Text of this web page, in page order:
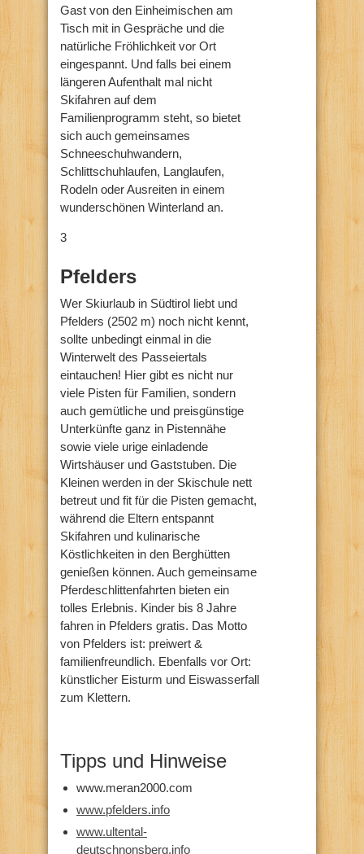
Gast von den Einheimischen am
Tisch mit in Gespräche und die
natürliche Fröhlichkeit vor Ort
eingespannt. Und falls bei einem
längeren Aufenthalt mal nicht
Skifahren auf dem
Familienprogramm steht, so bietet
sich auch gemeinsames
Schneeschuhwandern,
Schlittschuhlaufen, Langlaufen,
Rodeln oder Ausreiten in einem
wunderschönen Winterland an.
3
Pfelders
Wer Skiurlaub in Südtirol liebt und
Pfelders (2502 m) noch nicht kennt,
sollte unbedingt einmal in die
Winterwelt des Passeiertals
eintauchen! Hier gibt es nicht nur
viele Pisten für Familien, sondern
auch gemütliche und preisgünstige
Unterkünfte ganz in Pistennähe
sowie viele urige einladende
Wirtshäuser und Gaststuben. Die
Kleinen werden in der Skischule nett
betreut und fit für die Pisten gemacht,
während die Eltern entspannt
Skifahren und kulinarische
Köstlichkeiten in den Berghütten
genießen können. Auch gemeinsame
Pferdeschlittenfahrten bieten ein
tolles Erlebnis. Kinder bis 8 Jahre
fahren in Pfelders gratis. Das Motto
von Pfelders ist: preiwert &
familienfreundlich. Ebenfalls vor Ort:
künstlicher Eisturm und Eiswasserfall
zum Klettern.
Tipps und Hinweise
www.meran2000.com
www.pfelders.info
www.ultental-
deutschnonsberg.info